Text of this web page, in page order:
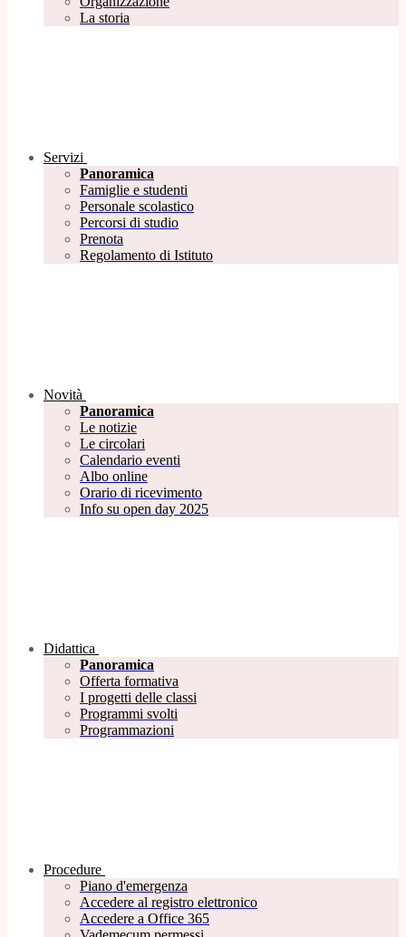
La storia
Servizi
Panoramica
Famiglie e studenti
Personale scolastico
Percorsi di studio
Prenota
Regolamento di Istituto
Novità
Panoramica
Le notizie
Le circolari
Calendario eventi
Albo online
Orario di ricevimento
Info su open day 2025
Didattica
Panoramica
Offerta formativa
I progetti delle classi
Programmi svolti
Programmazioni
Procedure
Piano d'emergenza
Accedere al registro elettronico
Accedere a Office 365